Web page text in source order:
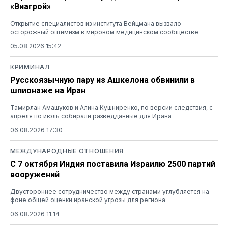
«Виагрой»
Открытие специалистов из института Вейцмана вызвало
осторожный оптимизм в мировом медицинском сообществе
05.08.2026 15:42
КРИМИНАЛ
Русскоязычную пару из Ашкелона обвинили в
шпионаже на Иран
Тамирлан Амашуков и Алина Кушниренко, по версии следствия, с
апреля по июль собирали разведданные для Ирана
06.08.2026 17:30
МЕЖДУНАРОДНЫЕ ОТНОШЕНИЯ
С 7 октября Индия поставила Израилю 2500 партий
вооружений
Двустороннее сотрудничество между странами углубляется на
фоне общей оценки иранской угрозы для региона
06.08.2026 11:14